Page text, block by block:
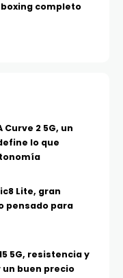
completo
Curve 2 5G, un
lo que
Lite, gran
pensado para
5G, resistencia y
buen precio